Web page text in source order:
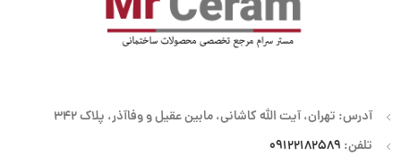
آدرس: تهران، آیت الله کاشانی، مابین عقیل و وفاآذر، پلاک 342
تلفن: 09122182589